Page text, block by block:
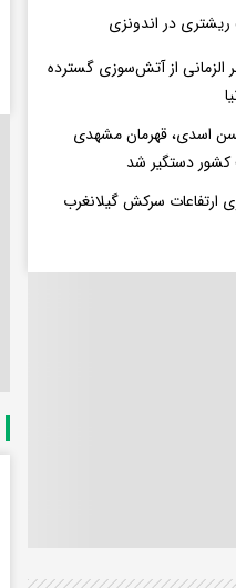
الزمانی از آتش‌سوزی گسترده
اسدی، قهرمان مشهدی
کشور دستگیر شد
ارتفاعات سرکش گیلانغرب